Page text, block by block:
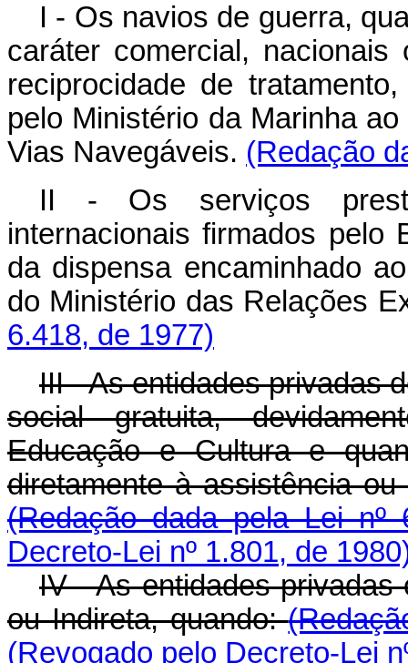
I - Os navios de guerra,
caráter comercial,
reciprocidade de
pelo Ministério da Marinha
Vias Navegáveis. (Redação
II - Os serviços
internacionais firmados pelo
da dispensa encaminhado
do Ministério das Relações
6.418, de 1977)
III - As entidades privadas
social gratuita,
Educação e Cultura e
diretamente à assistência
(Redação dada pela Lei nº
Decreto-Lei nº 1.801, de
IV - As entidades privadas
ou Indireta, quando:
(Revogado pelo Decreto-Lei